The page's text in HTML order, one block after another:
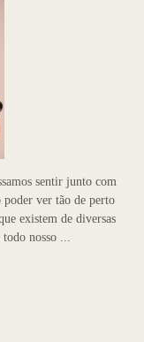
sentir junto com
ver tão de perto
existem de diversas
nosso ...